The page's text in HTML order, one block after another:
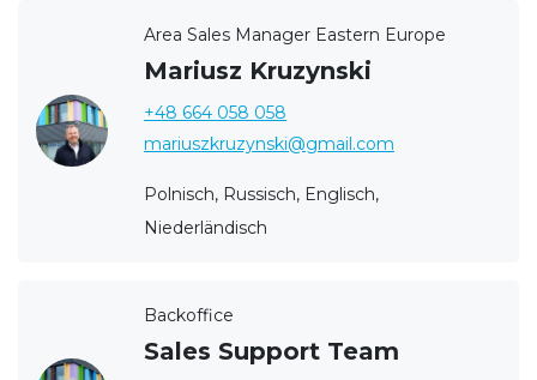
Area Sales Manager Eastern Europe
Mariusz Kruzynski
+48 664 058 058
mariuszkruzynski@gmail.com
Polnisch, Russisch, Englisch,
Niederländisch
Backoffice
Sales Support Team